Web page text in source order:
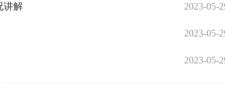
讲解 2023-05-
2023-05-
2023-05-